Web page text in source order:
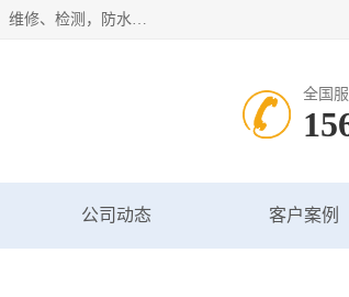
甘肃科探管道工程有限公司成立于2019年，注册地位于甘肃省兰州市。经营范围包括管道安装、清洗、疏通、维修、检测，防水工程，工程钻孔，化粪池清理，暖气安装，给排水管道安装维修，室内外管道如消防、供水、供热管道漏水检测定位，室内外防水堵漏等。
全国
公司动态 客户案例